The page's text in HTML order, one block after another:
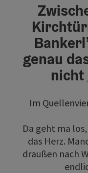
genau
nicht
Im
Da geht ma
das Herz.
draußen nach